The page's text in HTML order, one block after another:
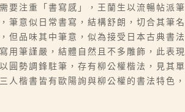
要注重「書寫感」，王蘭生以流暢帖派
筆意似日常書寫，結構舒朗，切合其筆
品味其中筆意，似為接受日本古典書
用筆謹嚴，結體自然且不多雕飾，此表
圓勢調鋒駐筆，存有柳公權楷法，見其
人楷書皆有歐陽詢與柳公權的書法特色